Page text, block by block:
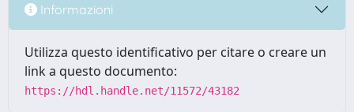
Informazioni
Utilizza questo identificativo per citare o creare un
link a questo documento:
https://hdl.handle.net/11572/43182